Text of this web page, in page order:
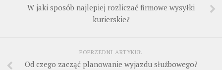
W jaki sposób najlepiej rozliczać firmowe wysyłki
kurierskie?
POPRZEDNI ARTYKUŁ
Od czego zacząć planowanie wyjazdu służbowego?